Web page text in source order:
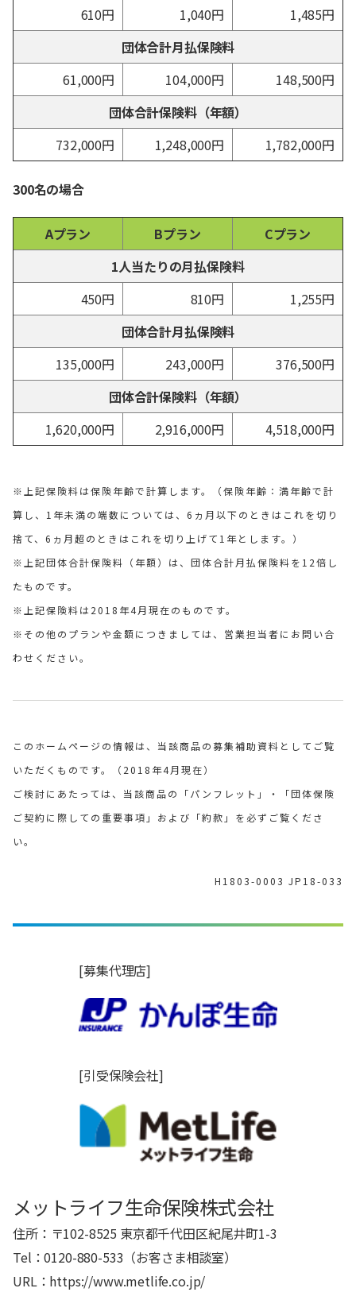
610円 1,040円
1,485円
団体合計月払保険料
61,000円
104,000円
148,500円
団体合計保険料（年額）
732,000円
1,248,000円 1,782,000円
300名の場合
Aプラン Bプラン
Cプラン
1人当たりの月払保険料
450円
810円
1,255円
団体合計月払保険料
135,000円
243,000円
376,500円
団体合計保険料（年額）
1,620,000円
2,916,000円 4,518,000円
※上記保険料は保険年齢で計算します。（保険年齢：満年齢で計
算し、1年未満の端数については、6ヵ月以下のときはこれを切り
捨て、6ヵ月超のときはこれを切り上げて1年とします。）
※上記団体合計保険料（年額）は、団体合計月払保険料を12倍し
たものです。
※上記保険料は2018年4月現在のものです。
※その他のプランや金額につきましては、営業担当者にお問い合
わせください。
このホームページの情報は、当該商品の募集補助資料としてご覧
いただくものです。（2018年4月現在）
ご検討にあたっては、当該商品の「パンフレット」・「団体保険
ご契約に際しての重要事項」および「約款」を必ずご覧くださ
い。
H1803-0003 JP18-033
[募集代理店]
[引受保険会社]
メットライフ生命保険株式会社
住所：〒102-8525 東京都千代田区紀尾井町1-3
Tel：0120-880-533（お客さま相談室）
URL：https://www.metlife.co.jp/